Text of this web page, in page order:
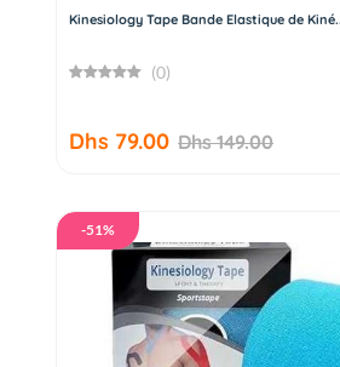
Kinesiology Tape Bande Elastique de
(0)
Dhs 79.00 Dhs 149.00
-51%